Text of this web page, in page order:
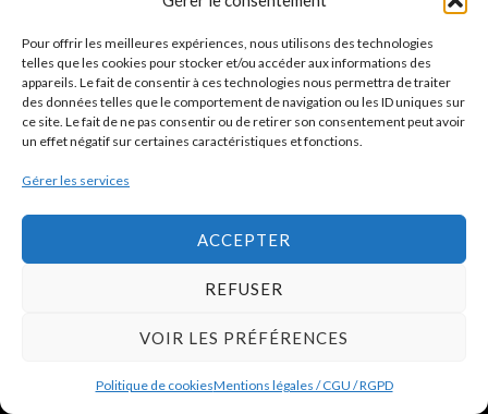
Pour offrir les meilleures expériences, nous utilisons des technologies
telles que les cookies pour stocker et/ou accéder aux informations des
appareils. Le fait de consentir à ces technologies nous permettra de traiter
des données telles que le comportement de navigation ou les ID uniques sur
ce site. Le fait de ne pas consentir ou de retirer son consentement peut avoir
un effet négatif sur certaines caractéristiques et fonctions.
Gérer les services
ACCEPTER
REFUSER
VOIR LES PRÉFÉRENCES
Politique de cookiesMentions légales / CGU / RGPD
HOME FASHION NEWS est un magazine destiné aux professionnels